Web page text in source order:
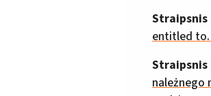
Straipsnis
entitled to.
należnego